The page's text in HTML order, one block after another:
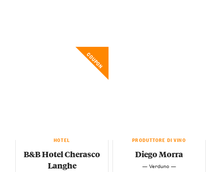
COUPON
HOTEL
B&B Hotel Cherasco
Langhe
PRODUTTORE DI VINO
Diego Morra
— Verduno —